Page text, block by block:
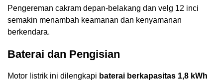
Pengereman cakram depan-belakang dan velg 12 inci
semakin menambah keamanan dan kenyamanan
berkendara.
Baterai dan Pengisian
Motor listrik ini dilengkapi baterai berkapasitas 1,8 kWh